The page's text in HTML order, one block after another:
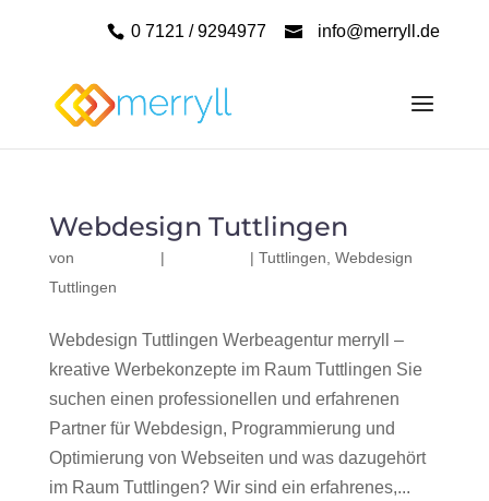
0 7121 / 9294977 info@merryll.de
Webdesign Tuttlingen
von | | Tuttlingen Webdesign
Tuttlingen
Webdesign Tuttlingen Werbeagentur merryll –
kreative Werbekonzepte im Raum Tuttlingen Sie
suchen einen professionellen und erfahrenen
Partner für Webdesign, Programmierung und
Optimierung von Webseiten und was dazugehört
im Raum Tuttlingen? Wir sind ein erfahrenes,...